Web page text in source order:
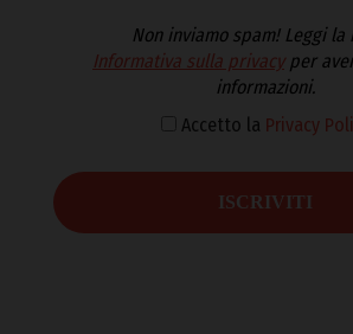
Non inviamo spam! Leggi la
Informativa sulla privacyper
informazioni.
Accetto la Privacy